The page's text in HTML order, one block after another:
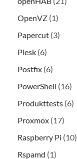
OpenVZ (1)
Papercut (3)
Plesk (6)
Postfix (6)
PowerShell (16)
Produkttests (6)
Proxmox (17)
Raspberry Pi (10)
Rspamd (1)